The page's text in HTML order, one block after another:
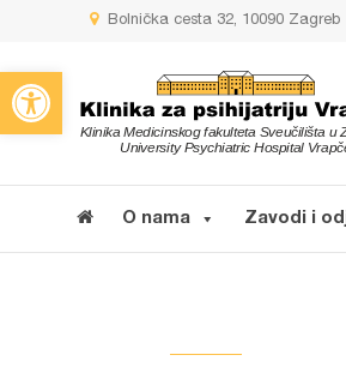
Open toolbar
Bolnička cesta 32, 10090 Zagreb
O nama Zavodi i